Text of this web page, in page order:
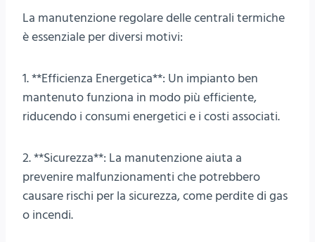
La manutenzione regolare delle centrali termiche
è essenziale per diversi motivi:
1. **Efficienza Energetica**: Un impianto ben
mantenuto funziona in modo più efficiente,
riducendo i consumi energetici e i costi associati.
2. **Sicurezza**: La manutenzione aiuta a
prevenire malfunzionamenti che potrebbero
causare rischi per la sicurezza, come perdite di gas
o incendi.